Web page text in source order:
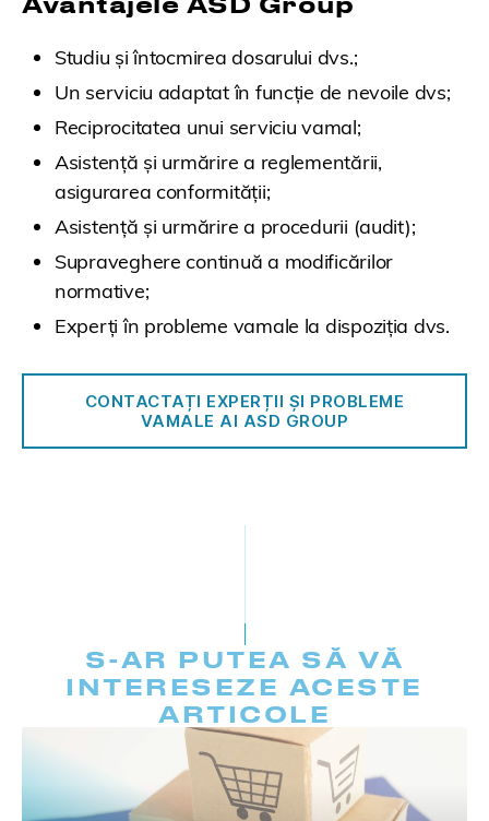
Studiu și întocmirea dosarului dvs.;
Un serviciu adaptat în funcție de nevoile dvs;
Reciprocitatea unui serviciu vamal;
Asistență și urmărire a reglementării,
asigurarea conformității;
Asistență și urmărire a procedurii (audit);
Supraveghere continuă a modificărilor
normative;
Experți în probleme vamale la dispoziția dvs.
CONTACTAȚI EXPERȚII ȘI PROBLEME
VAMALE AI ASD GROUP
S-AR PUTEA SĂ VĂ
INTERESEZE ACESTE
ARTICOLE